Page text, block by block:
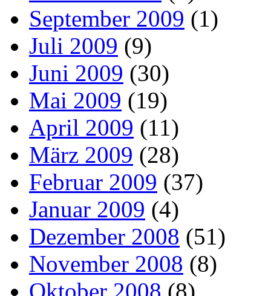
September 2009 (1)
Juli 2009 (9)
Juni 2009 (30)
Mai 2009 (19)
April 2009 (11)
März 2009 (28)
Februar 2009 (37)
Januar 2009 (4)
Dezember 2008 (51)
November 2008 (8)
Oktober 2008 (8)